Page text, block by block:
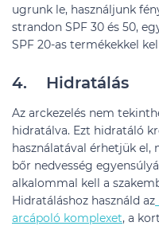
ugrunk le, használjunk
strandon SPF 30 és 50,
SPF 20-as termékekkel
4. Hidratálás
Az arckezelés nem
hidratálva. Ezt hidratáló
használatával érhetjük el,
bőr nedvesség
alkalommal kell a
Hidratáláshoz használd az
arcápoló komplexet, a